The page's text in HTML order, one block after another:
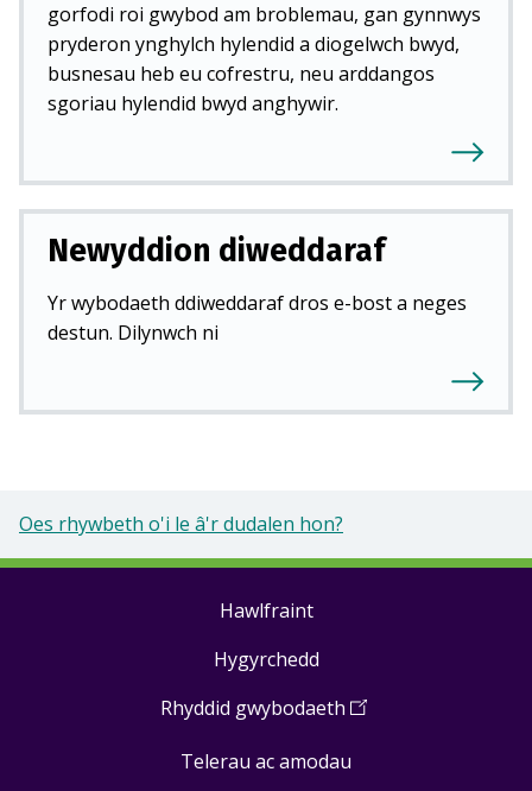
gorfodi roi gwybod am broblemau, gan gynnwys
pryderon ynghylch hylendid a diogelwch bwyd,
busnesau heb eu cofrestru, neu arddangos
sgoriau hylendid bwyd anghywir.
Newyddion diweddaraf
Yr wybodaeth ddiweddaraf dros e-bost a neges
destun. Dilynwch ni
Oes rhywbeth o'i le â'r dudalen hon?
Hawlfraint
Hygyrchedd
Rhyddid gwybodaeth (Open
a
Telerau ac amodau